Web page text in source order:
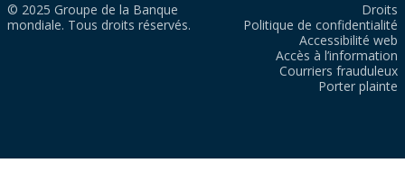
© 2025 Groupe de la Banque
mondiale. Tous droits réservés.
Droits
Politique de confidentialité
Accessibilité web
Accès à l’information
Courriers frauduleux
Porter plainte